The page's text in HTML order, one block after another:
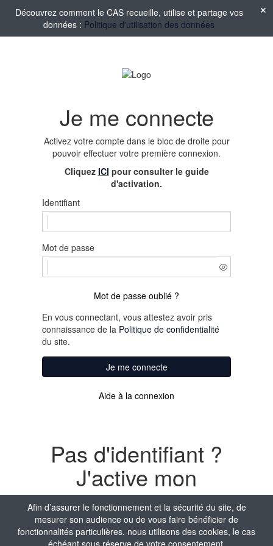
Afin d’assurer le fonctionnement et la sécurité du site, de
mesurer son audience ou de vous faire bénéficier de
fonctionnalités particulières, nous utilisons des cookies, le cas
échéant sous réserve de votre consentement.
Découvrez comment le CAS recueille, utilise et partage vos
données : Politique d'utilisation des données
Je me connecte
Activez votre compte dans le bloc de droite pour
pouvoir effectuer votre première connexion.
Cliquez ICI pour consulter le guide
d'activation.
Identifiant
Mot de passe
Mot de passe oublié ?
En vous connectant, vous attestez avoir pris
connaissance de la Politique de confidentialité
du site.
Je me connecte
Aide à la connexion
Pas d'identifiant ?
J'active mon
compte
Nom